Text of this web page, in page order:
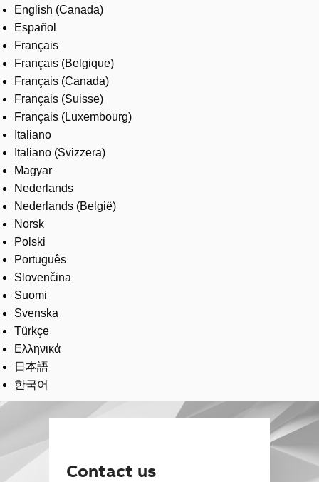
English (Canada)
Español
Français
Français (Belgique)
Français (Canada)
Français (Suisse)
Français (Luxembourg)
Italiano
Italiano (Svizzera)
Magyar
Nederlands
Nederlands (België)
Norsk
Polski
Português
Slovenčina
Suomi
Svenska
Türkçe
Ελληνικά
日本語
한국어
Contact us